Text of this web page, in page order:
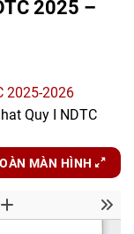
2025 –
2025-2026
Quy I NDTC
MÀN HÌNH